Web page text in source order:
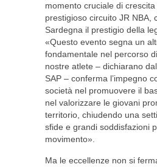
momento cruciale di
prestigioso circuito JR NBA,
Sardegna il prestigio della
«Questo evento segna un
fondamentale nel percorso
nostre atlete – dichiarano
SAP – conferma l’impegno
società nel promuovere il
nel valorizzare le giovani
territorio, chiudendo una
sfide e grandi soddisfazioni
movimento».
Ma le eccellenze non si